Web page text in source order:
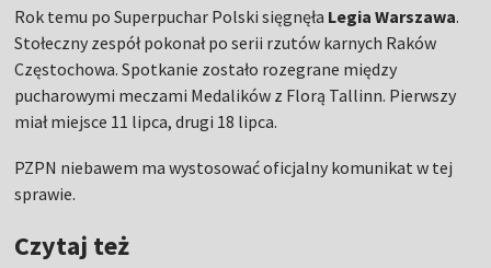
Rok temu po Superpuchar Polski sięgnęła Legia Warszawa.
Stołeczny zespół pokonał po serii rzutów karnych Raków
Częstochowa. Spotkanie zostało rozegrane między
pucharowymi meczami Medalików z Florą Tallinn. Pierwszy
miał miejsce 11 lipca, drugi 18 lipca.
PZPN niebawem ma wystosować oficjalny komunikat w tej
sprawie.
Czytaj też